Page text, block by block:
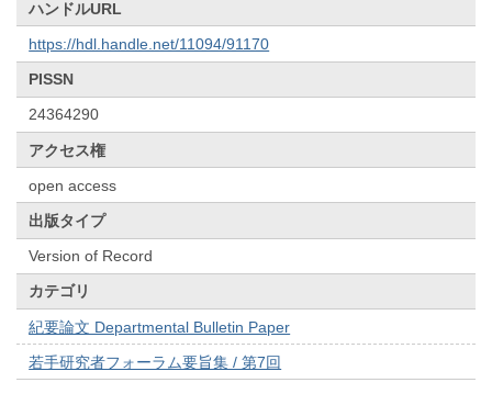
ハンドルURL
https://hdl.handle.net/11094/91170
PISSN
24364290
アクセス権
open access
出版タイプ
Version of Record
カテゴリ
紀要論文 Departmental Bulletin Paper
若手研究者フォーラム要旨集 / 第7回